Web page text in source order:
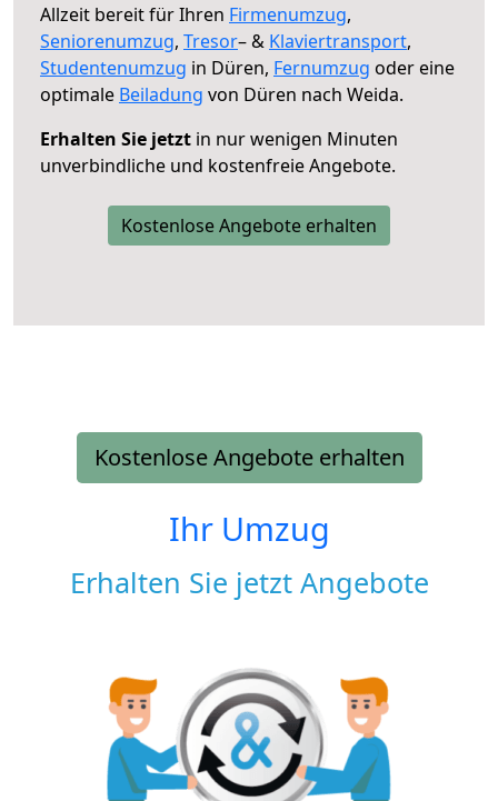
Allzeit bereit für Ihren Firmenumzug,
Seniorenumzug, Tresor– & Klaviertransport,
Studentenumzug in Düren, Fernumzug oder eine
optimale Beiladung von Düren nach Weida.
Erhalten Sie jetzt in nur wenigen Minuten
unverbindliche und kostenfreie Angebote.
Kostenlose Angebote erhalten
Kostenlose Angebote erhalten
Ihr Umzug
Erhalten Sie jetzt Angebote